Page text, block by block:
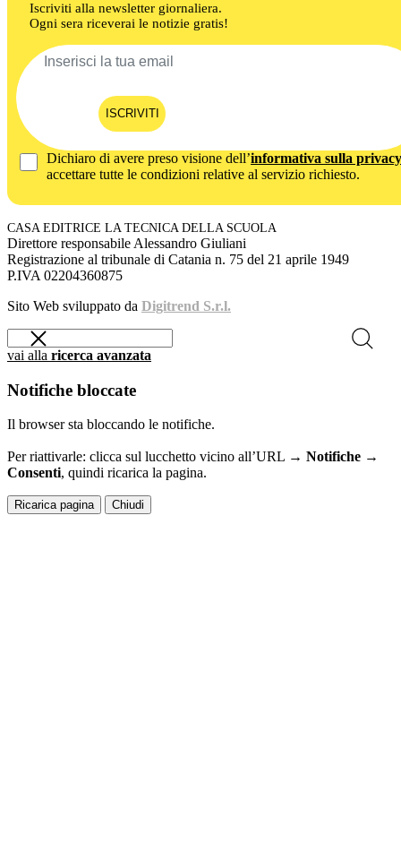
Iscriviti alla newsletter giornaliera.
Ogni sera riceverai le notizie gratis!
ISCRIVITI
Dichiaro di avere preso visione dell’informativa sulla privacy
accettare tutte le condizioni relative al servizio richiesto.
CASA EDITRICE LA TECNICA DELLA SCUOLA
Direttore responsabile Alessandro Giuliani
Registrazione al tribunale di Catania n. 75 del 21 aprile 1949
P.IVA 02204360875
Sito Web sviluppato da Digitrend S.r.l.
vai alla ricerca avanzata
Notifiche bloccate
Il browser sta bloccando le notifiche.
Per riattivarle: clicca sul lucchetto vicino all’URL → Notifiche →
Consenti, quindi ricarica la pagina.
Ricarica pagina Chiudi